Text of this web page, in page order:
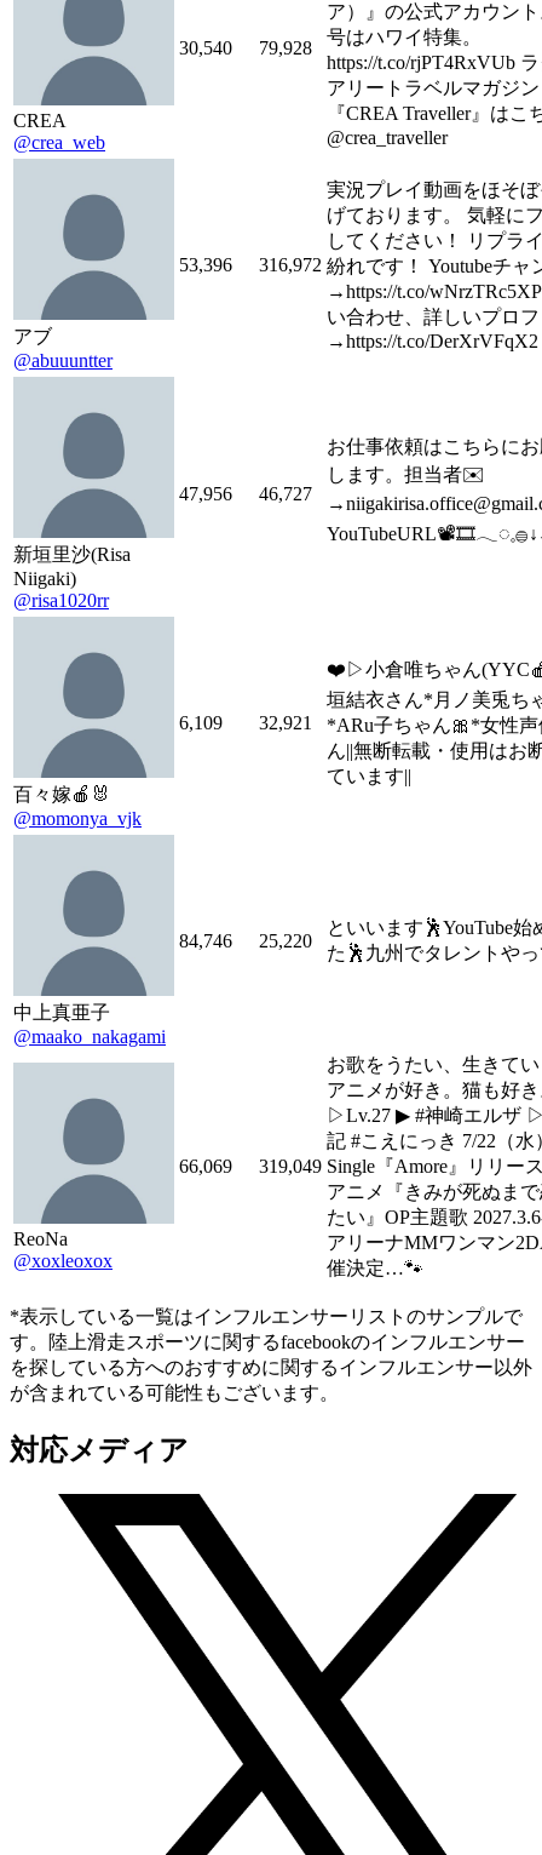
CREA
@crea_web
30,540 79,928
ア）』の公式アカウン
号はハワイ特集。
https://t.co/rjPT4RxVUb
アリートラベルマガジン
『CREA Traveller』はこ
@crea_traveller
アブ
@abuuuntter
53,396 316,972
実況プレイ動画をほそ
げております。 気軽に
してください！ リプラ
紛れです！ Youtubeチャ
→https://t.co/
い合わせ、詳しいプロフ
→https://t.co/DerXrVFqX2
新垣里沙(Risa
Niigaki)
@risa1020rr
47,956 46,727
お仕事依頼はこちらに
します。担当者✉️
百々嫁🍎🐰
@momonya_vjk
6,109 32,921
❤️▷小倉唯ちゃん
垣結衣さん*月ノ美兎ち
*ARu子ちゃん🎀*女性声
ん||無断転載・使用はお
ています||
中上真亜子
@maako_nakagami
84,746 25,220
といいます🕺YouTube始
た🕺九州でタレントや
ReoNa
@xoxleoxox
66,069 319,049
お歌をうたい、生きて
アニメが好き。猫も好
▷Lv.27 ▶︎ #神崎エルザ
記 #こえにっき 7/22（水
Single『Amore』リリー
アニメ『きみが死ぬま
たい』OP主題歌
アリーナMMワンマン
催決定…🐾
*表示している一覧はインフルエンサーリストのサンプルで
す。陸上滑走スポーツに関するfacebookのインフルエンサー
を探している方へのおすすめに関するインフルエンサー以外
が含まれている可能性もございます。
対応メディア